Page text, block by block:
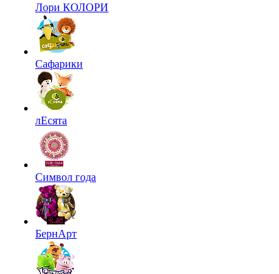
Лори КОЛОРИ
Сафарики
лЕсята
Символ года
БернАрт